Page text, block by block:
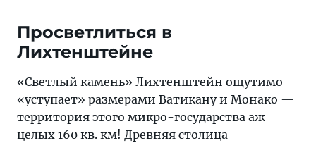
Просветлиться в
Лихтенштейне
«Светлый камень» Лихтенштейн ощутимо
«уступает» размерами Ватикану и Монако —
территория этого микро-государства аж
целых 160 кв. км! Древняя столица